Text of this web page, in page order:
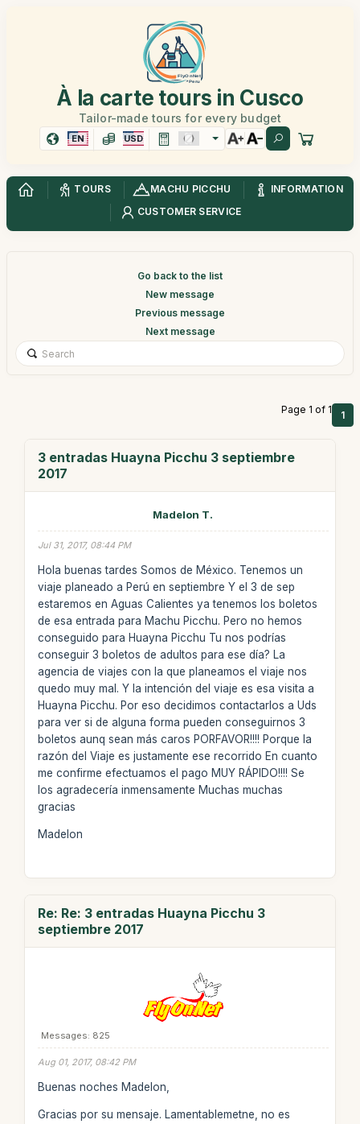
À la carte tours in Cusco
Tailor-made tours for every budget
EN USD
TOURS MACHU PICCHU
INFORMATION
CUSTOMER SERVICE
Go back to the list
New message
Previous message
Next message
Page 1 of 1 1
3 entradas Huayna Picchu 3 septiembre
2017
Madelon T.
Jul 31, 2017, 08:44 PM
Hola buenas tardes Somos de México. Tenemos un
viaje planeado a Perú en septiembre Y el 3 de sep
estaremos en Aguas Calientes ya tenemos los boletos
de esa entrada para Machu Picchu. Pero no hemos
conseguido para Huayna Picchu Tu nos podrías
conseguir 3 boletos de adultos para ese día? La
agencia de viajes con la que planeamos el viaje nos
quedo muy mal. Y la intención del viaje es esa visita a
Huayna Picchu. Por eso decidimos contactarlos a Uds
para ver si de alguna forma pueden conseguirnos 3
boletos aunq sean más caros PORFAVOR!!!! Porque la
razón del Viaje es justamente ese recorrido En cuanto
me confirme efectuamos el pago MUY RÁPIDO!!!! Se
los agradecería inmensamente Muchas muchas
gracias
Madelon
Re: Re: 3 entradas Huayna Picchu 3
septiembre 2017
Messages: 825
Aug 01, 2017, 08:42 PM
Buenas noches Madelon,
Gracias por su mensaje. Lamentablemetne, no es